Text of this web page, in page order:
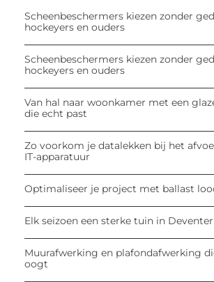
Scheenbeschermers kiezen zonder
hockeyers en ouders
Scheenbeschermers kiezen zonder
hockeyers en ouders
Van hal naar woonkamer met een
die echt past
Zo voorkom je datalekken bij het
IT-apparatuur
Optimaliseer je project met ballast
Elk seizoen een sterke tuin in Deventer
Muurafwerking en plafondafwerking
oogt